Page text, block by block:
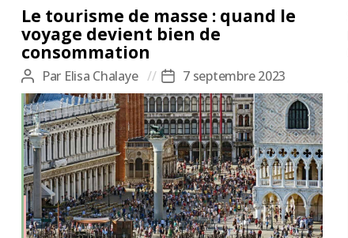
Le tourisme de masse : quand le
voyage devient bien de
consommation
Auteur
de
l’article
Par Elisa Chalaye
Date
de
l’article
7 septembre 2023